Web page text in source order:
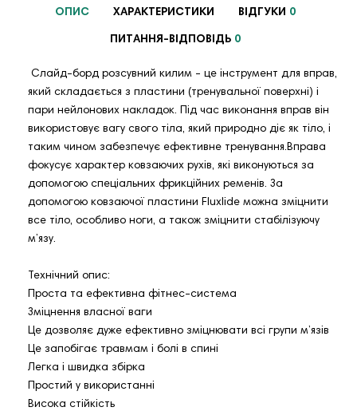
ОПИС ХАРАКТЕРИСТИКИ ВІДГУКИ 0
ПИТАННЯ-ВІДПОВІДЬ 0
Слайд-борд розсувний килим - це інструмент для вправ,
який складається з пластини (тренувальної поверхні) і
пари нейлонових накладок. Під час виконання вправ він
використовує вагу свого тіла, який природно діє як тіло, і
таким чином забезпечує ефективне тренування.Вправа
фокусує характер ковзаючих рухів, які виконуються за
допомогою спеціальних фрикційних ременів. За
допомогою ковзаючої пластини Fluxlide можна зміцнити
все тіло, особливо ноги, а також зміцнити стабілізуючу
м’язу.
Технічний опис:
Проста та ефективна фітнес-система
Зміцнення власної ваги
Це дозволяє дуже ефективно зміцнювати всі групи м’язів
Це запобігає травмам і болі в спині
Легка і швидка збірка
Простий у використанні
Висока стійкість